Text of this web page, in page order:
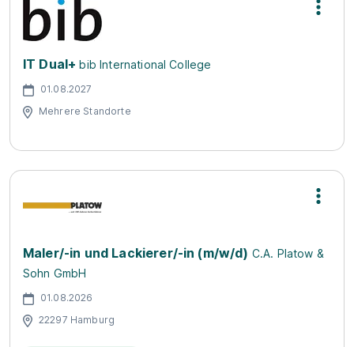
IT Dual+ bib International College
01.08.2027
Mehrere Standorte
Maler/-in und Lackierer/-in (m/w/d) C.A. Platow &
Sohn GmbH
01.08.2026
22297 Hamburg